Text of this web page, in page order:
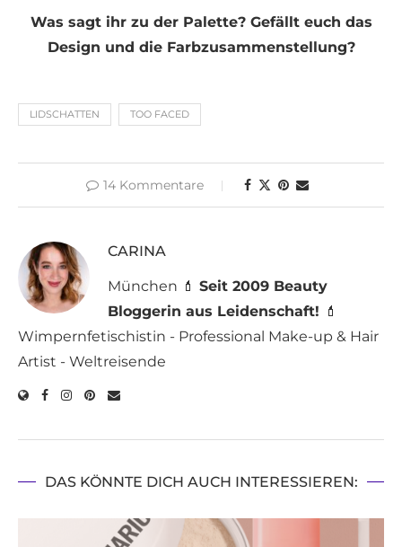
Was sagt ihr zu der Palette? Gefällt euch das
Design und die Farbzusammenstellung?
LIDSCHATTEN TOO FACED
14 Kommentare
CARINA
München 💄 Seit 2009 Beauty
Bloggerin aus Leidenschaft! 💄
Wimpernfetischistin - Professional Make-up & Hair
Artist - Weltreisende
DAS KÖNNTE DICH AUCH INTERESSIEREN: